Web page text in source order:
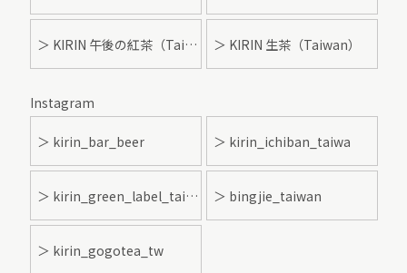
＞ KIRIN 午後の紅茶（Taiwan） ＞ KIRIN 生茶（Taiwan）
Instagram
＞ kirin_bar_beer ＞ kirin_ichiban_taiwa
＞ kirin_green_label_taiwan ＞ bingjie_taiwan
＞ kirin_gogotea_tw